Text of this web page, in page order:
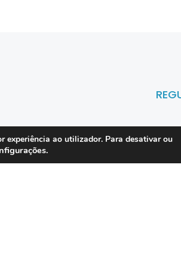
experiência ao utilizador. Para desativar ou
.